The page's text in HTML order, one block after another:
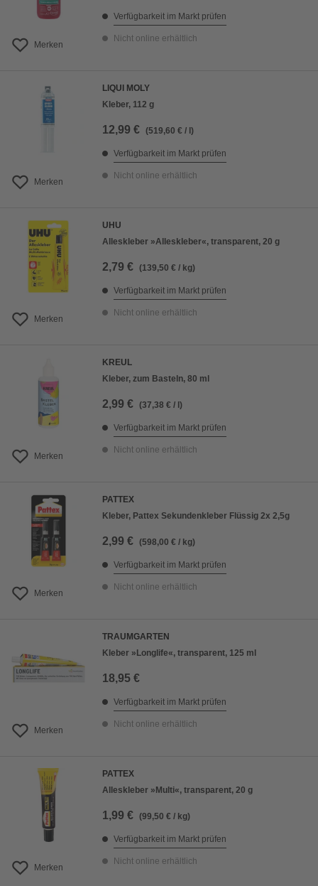
Merken
Verfügbarkeit im Markt prüfen
Nicht online erhältlich
Merken
LIQUI MOLY
Kleber, 112 g
12,99 € (519,60 € / l)
Verfügbarkeit im Markt prüfen
Nicht online erhältlich
Merken
UHU
Alleskleber »Alleskleber«, transparent, 20 g
2,79 € (139,50 € / kg)
Verfügbarkeit im Markt prüfen
Nicht online erhältlich
Merken
KREUL
Kleber, zum Basteln, 80 ml
2,99 € (37,38 € / l)
Verfügbarkeit im Markt prüfen
Nicht online erhältlich
Merken
PATTEX
Kleber, Pattex Sekundenkleber Flüssig 2x 2,5g
2,99 € (598,00 € / kg)
Verfügbarkeit im Markt prüfen
Nicht online erhältlich
Merken
TRAUMGARTEN
Kleber »Longlife«, transparent, 125 ml
18,95 €
Verfügbarkeit im Markt prüfen
Nicht online erhältlich
Merken
PATTEX
Alleskleber »Multi«, transparent, 20 g
1,99 € (99,50 € / kg)
Verfügbarkeit im Markt prüfen
Nicht online erhältlich